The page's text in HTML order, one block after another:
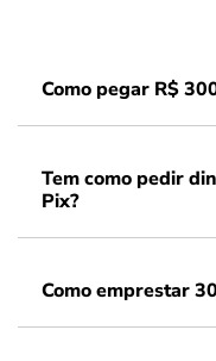
Como pegar R$
Tem como pedir
Pix?
Como emprestar